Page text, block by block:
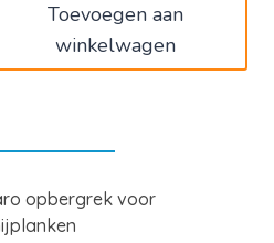
Toevoegen aan
winkelwagen
opbergrek voor